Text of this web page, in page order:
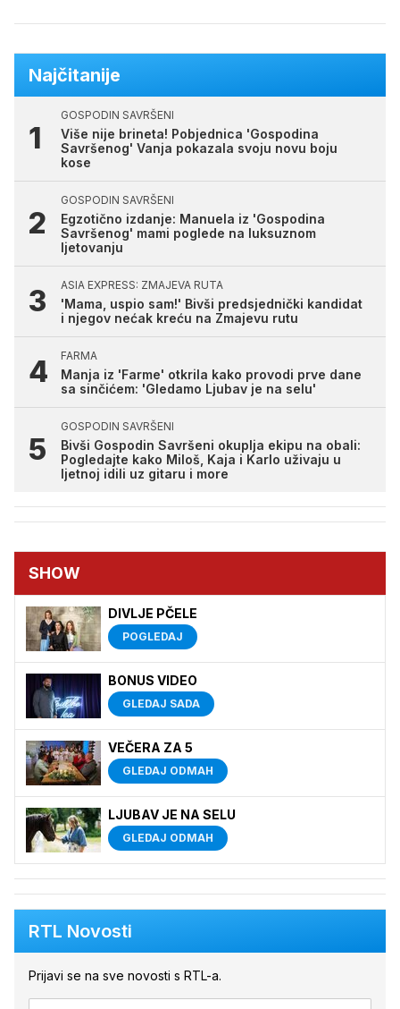
Najčitanije
GOSPODIN SAVRŠENI
Više nije brineta! Pobjednica 'Gospodina
Savršenog' Vanja pokazala svoju novu boju
kose
GOSPODIN SAVRŠENI
Egzotično izdanje: Manuela iz 'Gospodina
Savršenog' mami poglede na luksuznom
ljetovanju
ASIA EXPRESS: ZMAJEVA RUTA
'Mama, uspio sam!' Bivši predsjednički kandidat
i njegov nećak kreću na Zmajevu rutu
FARMA
Manja iz 'Farme' otkrila kako provodi prve dane
sa sinčićem: 'Gledamo Ljubav je na selu'
GOSPODIN SAVRŠENI
Bivši Gospodin Savršeni okuplja ekipu na obali:
Pogledajte kako Miloš, Kaja i Karlo uživaju u
ljetnoj idili uz gitaru i more
SHOW
DIVLJE PČELE
POGLEDAJ
BONUS VIDEO
GLEDAJ SADA
VEČERA ZA 5
GLEDAJ ODMAH
LJUBAV JE NA SELU
GLEDAJ ODMAH
RTL Novosti
Prijavi se na sve novosti s RTL-a.